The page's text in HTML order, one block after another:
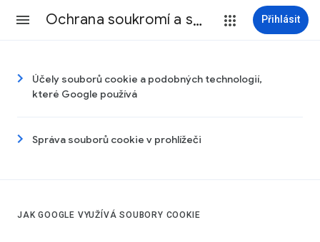
Ochrana soukromí a smluvní podmínky Přihlásit
Účely souborů cookie a podobných technologií,
které Google používá
Správa souborů cookie v prohlížeči
JAK GOOGLE VYUŽÍVÁ SOUBORY COOKIE